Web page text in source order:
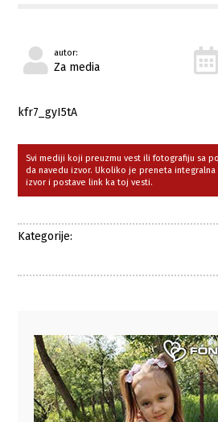
autor:
Za media
kfr7_gyI5tA
Svi mediji koji preuzmu vest ili fotografiju sa
da navedu izvor. Ukoliko je preneta integralna
izvor i postave link ka toj vesti.
Kategorije: